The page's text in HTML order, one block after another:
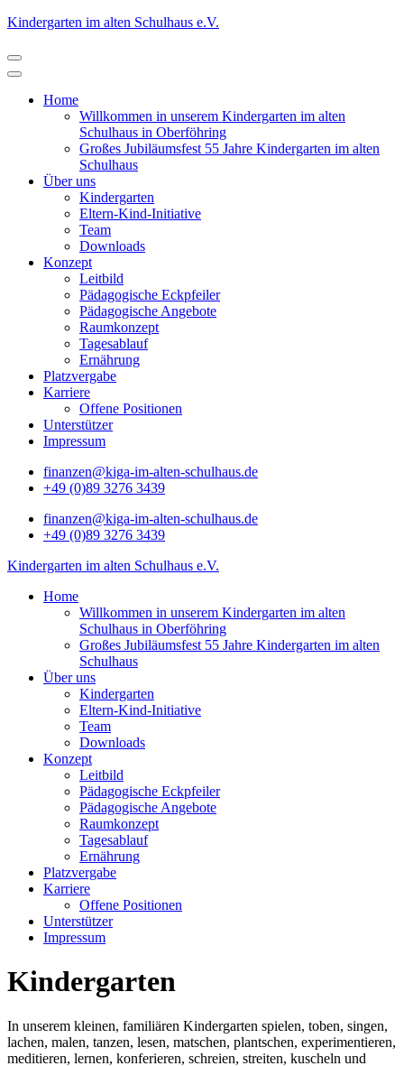
Zum
springen
(Eingabetaste
Kindergarten im alten Schulhaus e.V.
Home
Willkommen in unserem Kindergarten im alten
Schulhaus in Oberföhring
Großes Jubiläumsfest 55 Jahre Kindergarten im alten
Schulhaus
Über uns
Kindergarten
Eltern-Kind-Initiative
Team
Downloads
Konzept
Leitbild
Pädagogische Eckpfeiler
Pädagogische Angebote
Raumkonzept
Tagesablauf
Ernährung
Platzvergabe
Karriere
Offene Positionen
Unterstützer
Impressum
finanzen@kiga-im-alten-schulhaus.de
+49 (0)89 3276 3439
finanzen@kiga-im-alten-schulhaus.de
+49 (0)89 3276 3439
Kindergarten im alten Schulhaus e.V.
Home
Willkommen in unserem Kindergarten im alten
Schulhaus in Oberföhring
Großes Jubiläumsfest 55 Jahre Kindergarten im alten
Schulhaus
Über uns
Kindergarten
Eltern-Kind-Initiative
Team
Downloads
Konzept
Leitbild
Pädagogische Eckpfeiler
Pädagogische Angebote
Raumkonzept
Tagesablauf
Ernährung
Platzvergabe
Karriere
Offene Positionen
Unterstützer
Impressum
Kindergarten
In unserem kleinen, familiären Kindergarten spielen, toben, singen,
lachen, malen, tanzen, lesen, matschen, plantschen, experimentieren,
meditieren, lernen, konferieren, schreien, streiten, kuscheln und